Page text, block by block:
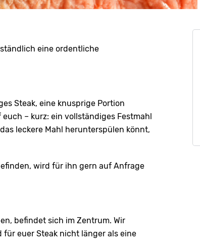
eine ordentliche
Steak, eine knusprige Portion
– kurz: ein vollständiges Festmahl
leckere Mahl herunterspülen könnt,
wird für ihn gern auf Anfrage
befindet sich im Zentrum. Wir
euer Steak nicht länger als eine